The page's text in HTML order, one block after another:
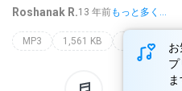
Roshanak R.13 年前もっと多く...
MP3 1,561 KB roshanak